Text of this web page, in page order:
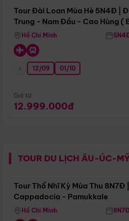
Tour Đài Loan Mùa Hè 5N4Đ |
Trung - Nam Đầu - Cao Hùng (
Hồ Chí Minh
12/09 01/10
Giá từ:
12.999.000đ
TOUR DU LỊCH ÂU-ÚC-
Tour Thổ Nhĩ Kỳ Mùa Thu
Cappadocia - Pamukkale
Hồ Chí Minh 8N7Đ